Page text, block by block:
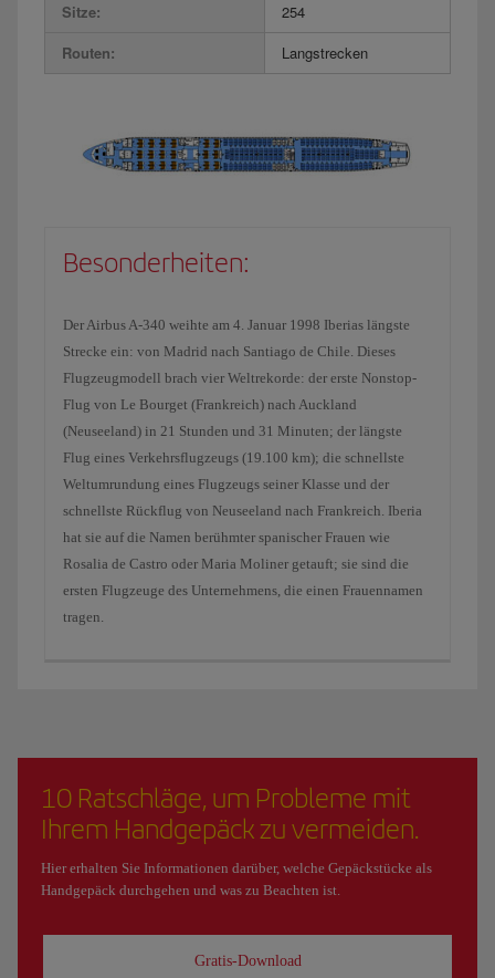
Sitze:
254
Routen:
Langstrecken
Besonderheiten:
Der Airbus A-340 weihte am 4. Januar 1998 Iberias längste
Strecke ein: von Madrid nach Santiago de Chile. Dieses
Flugzeugmodell brach vier Weltrekorde: der erste Nonstop-
Flug von Le Bourget (Frankreich) nach Auckland
(Neuseeland) in 21 Stunden und 31 Minuten; der längste
Flug eines Verkehrsflugzeugs (19.100 km); die schnellste
Weltumrundung eines Flugzeugs seiner Klasse und der
schnellste Rückflug von Neuseeland nach Frankreich. Iberia
hat sie auf die Namen berühmter spanischer Frauen wie
Rosalia de Castro oder Maria Moliner getauft; sie sind die
ersten Flugzeuge des Unternehmens, die einen Frauennamen
tragen.
10 Ratschläge, um Probleme mit
Ihrem Handgepäck zu vermeiden.
Hier erhalten Sie Informationen darüber, welche Gepäckstücke als
Handgepäck durchgehen und was zu Beachten ist.
Gratis-Download